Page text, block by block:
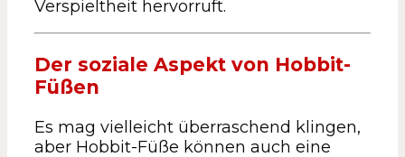
Verspieltheit hervorruft.
Der soziale Aspekt von Hobbit-
Füßen
Es mag vielleicht überraschend klingen,
aber Hobbit-Füße können auch eine